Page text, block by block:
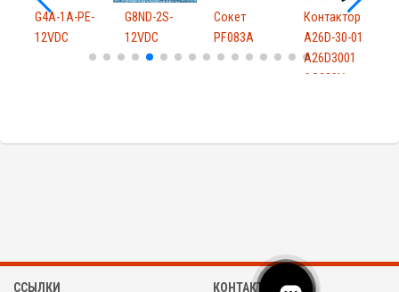
G4A-1A-PE-
12VDC
G8ND-2S-
12VDC
Сокет
PF083A
Контактор
A26D-30-01
A26D3001
AC220V
ССЫЛКИ КОНТАКТЫ